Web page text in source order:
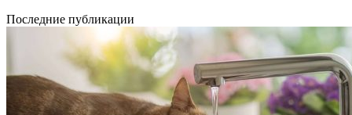
Последние публикации